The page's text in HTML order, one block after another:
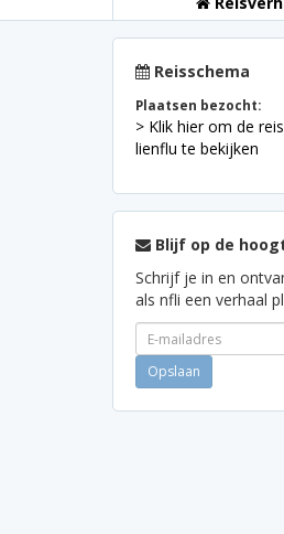
Reisschema
Plaatsen bezocht:
> Klik hier om de
lienflu te bekijken
Blijf op de
Schrijf je in en
als nfli een verhaal